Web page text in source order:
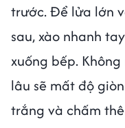
trước. Để lửa lớn
sau, xào nhanh
xuống bếp.
lâu sẽ mất độ
trắng và chấm